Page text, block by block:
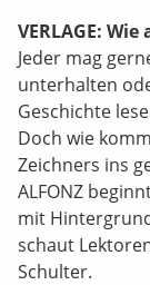
VERLAGE:
Jeder mag
unterhalten
Geschichte
Doch wie
Zeichners ins
ALFONZ
mit
schaut
Schulter.